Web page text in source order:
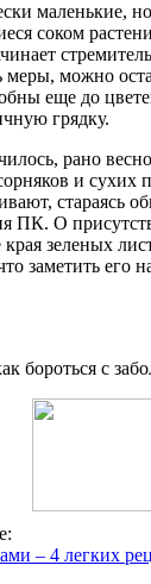
маленькие,
соком
можно
еще до
грядку.
рано
и сухих
стараясь
ПК. О
края зеленых
заметить его
бороться с
– 4 легких